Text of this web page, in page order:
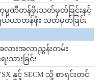
မ္ပဏီတန်ဖိုးသတ်မှတ်ခြင်းနှင့်
ယ်ယာတန်ဖိုး သတ်မှတ်ခြင်း
လားအလာညွှန်းတမ်း
းသားခြင်း
နှင့် SECM သို့ စာရင်းတင်